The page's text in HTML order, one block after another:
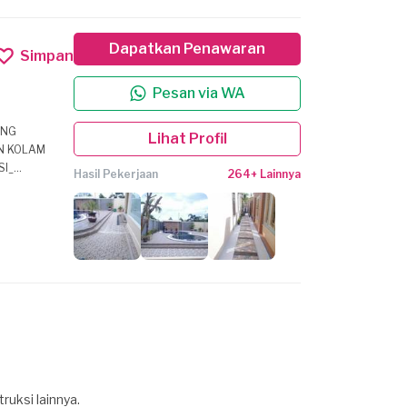
Simpan
, pagar ,
Dapatkan Penawaran
Pesan via WA
Lihat Profil
Hasil Pekerjaan 264+ Lainnya
lainnya.